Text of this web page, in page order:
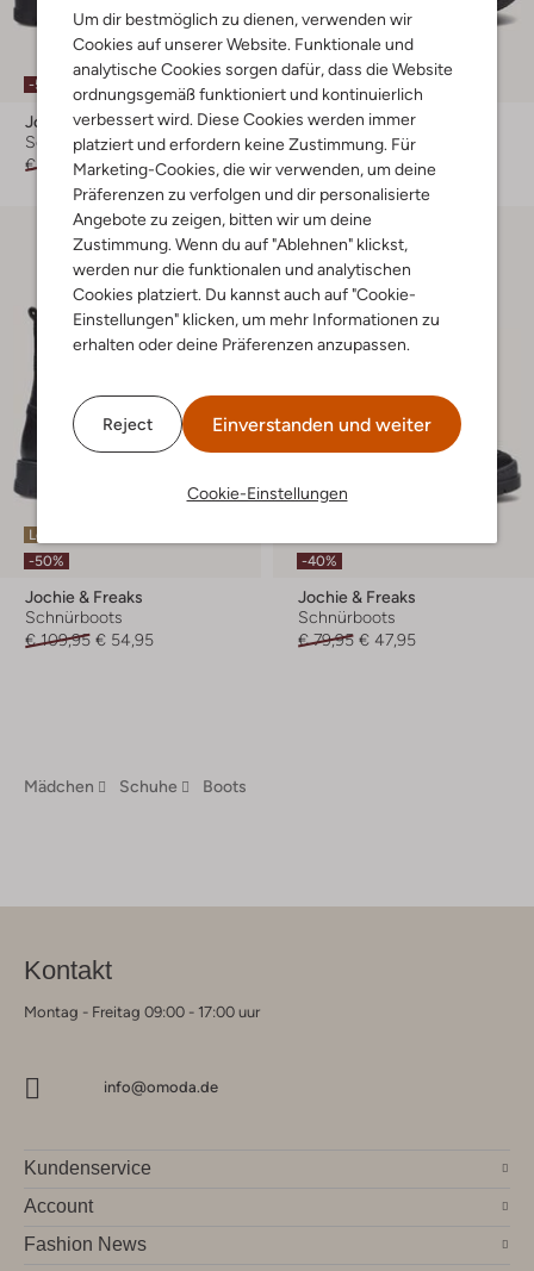
Um dir bestmöglich zu dienen, verwenden wir
Cookies auf unserer Website. Funktionale und
analytische Cookies sorgen dafür, dass die Website
ordnungsgemäß funktioniert und kontinuierlich
verbessert wird. Diese Cookies werden immer
platziert und erfordern keine Zustimmung. Für
Marketing-Cookies, die wir verwenden, um deine
Präferenzen zu verfolgen und dir personalisierte
Angebote zu zeigen, bitten wir um deine
Zustimmung. Wenn du auf "Ablehnen" klickst,
werden nur die funktionalen und analytischen
Cookies platziert. Du kannst auch auf "Cookie-
Einstellungen" klicken, um mehr Informationen zu
erhalten oder deine Präferenzen anzupassen.
Reject Einverstanden und weiter
Cookie-Einstellungen
-50%
Jochie & Freaks
Schnürboots
€ 119,95 € 59,99
-50%
Jochie & Freaks
Schnürboots
€ 84,95 € 41,95
Letzter Artikel
-50%
Jochie & Freaks
Schnürboots
€ 109,95 € 54,95
-40%
Jochie & Freaks
Schnürboots
€ 79,95 € 47,95
Mädchen Schuhe Boots
Kontakt
Montag - Freitag 09:00 - 17:00 uur
info@omoda.de
Kundenservice
Account
Fashion News